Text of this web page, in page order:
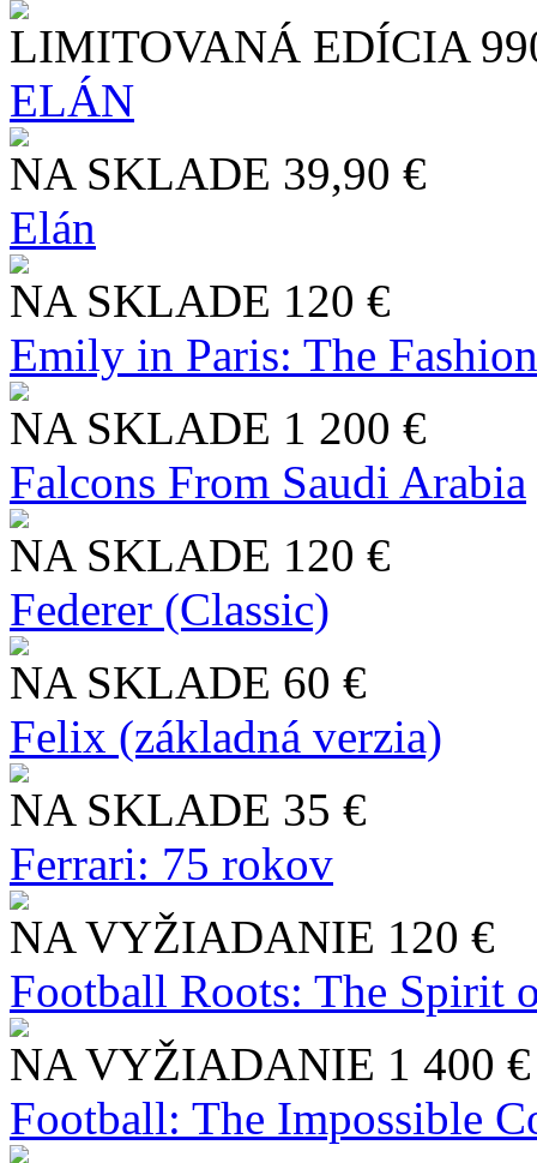
LIMITOVANÁ EDÍCIA
ELÁN
NA SKLADE 39,90 €
Elán
NA SKLADE 120 €
Emily in Paris: The
NA SKLADE 1 200 €
Falcons From Saudi Arabia
NA SKLADE 120 €
Federer (Classic)
NA SKLADE 60 €
Felix (základná verzia)
NA SKLADE 35 €
Ferrari: 75 rokov
NA VYŽIADANIE 120 €
Football Roots: The Spirit
NA VYŽIADANIE 1 400 €
Football: The Impossible